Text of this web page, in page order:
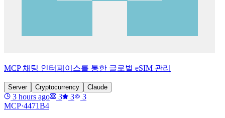
MCP 채팅 인터페이스를 통한 글로벌 eSIM 관리
Server Cryptocurrency Claude
3 hours ago 3 3
3
MCP·4471B4